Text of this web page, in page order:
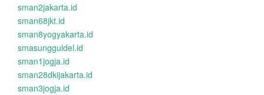
sman2jakarta.id
sman68jkt.id
sman8yogyakarta.id
smasungguldel.id
sman1jogja.id
sman28dkijakarta.id
sman3jogja.id